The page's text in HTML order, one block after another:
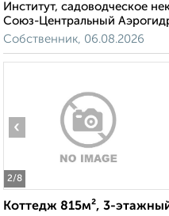
Институт, садоводческое
Союз-Центральный
Собственник, 06.08.2026
2/8
‹
Коттедж 815м², 3-